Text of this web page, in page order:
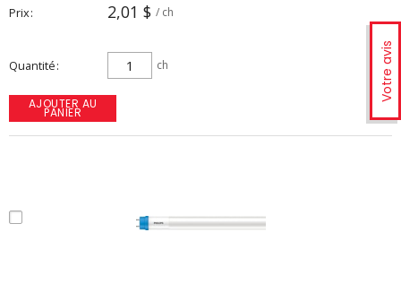
Votre avis
Prix 2,01 $ / ch
Quantité ch
AJOUTER AU
PANIER